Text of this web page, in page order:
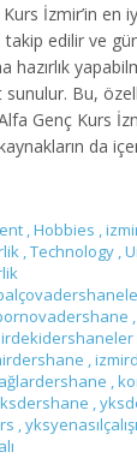
İzmir’in en
edilir ve
hazırlık
Bu,
Genç Kurs
da
,Hobbies ,
,Technology ,
,
,
,
,
,